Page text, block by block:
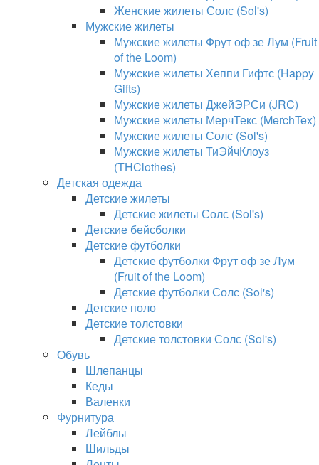
Женские жилеты Солс (Sol's)
Мужские жилеты
Мужские жилеты Фрут оф зе Лум (Fruit
of the Loom)
Мужские жилеты Хеппи Гифтс (Happy
Gifts)
Мужские жилеты ДжейЭРСи (JRC)
Мужские жилеты МерчТекс (MerchTex)
Мужские жилеты Солс (Sol's)
Мужские жилеты ТиЭйчКлоуз
(THClothes)
Детская одежда
Детские жилеты
Детские жилеты Солс (Sol's)
Детские бейсболки
Детские футболки
Детские футболки Фрут оф зе Лум
(Fruit of the Loom)
Детские футболки Солс (Sol's)
Детские поло
Детские толстовки
Детские толстовки Солс (Sol's)
Обувь
Шлепанцы
Кеды
Валенки
Фурнитура
Лейблы
Шильды